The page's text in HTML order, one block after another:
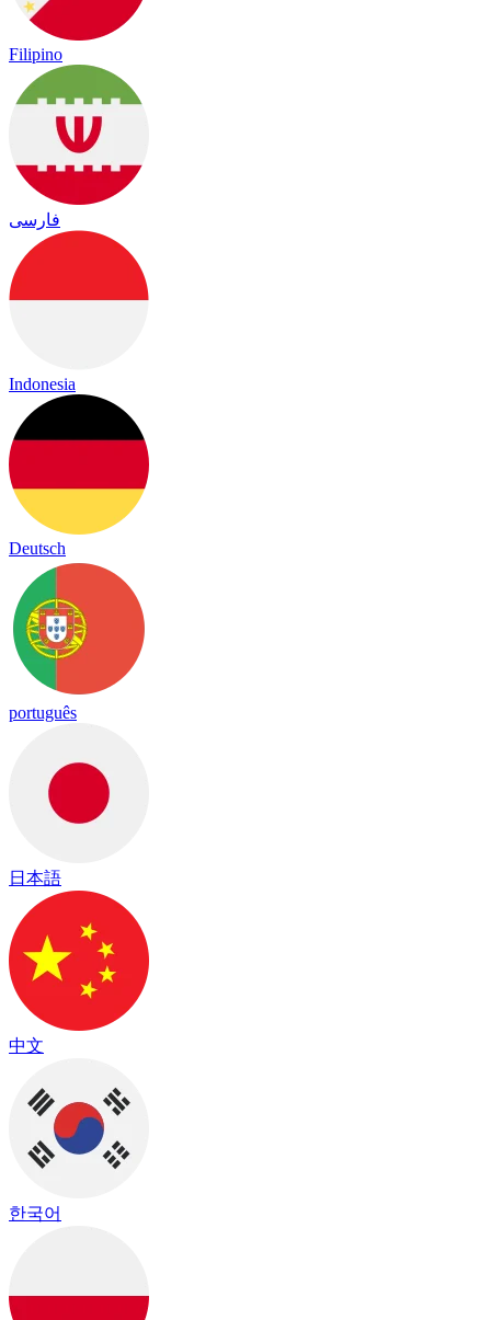
Filipino
فارسی
Indonesia
Deutsch
português
日本語
中文
한국어